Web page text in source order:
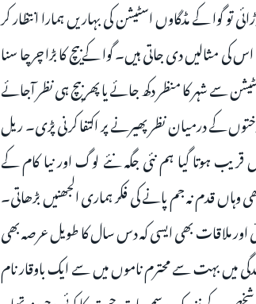
گوا کے مڈگاوں اسٹیشن کی بہاریں ہمارا انتظار کر
کی مثالیں دی جاتی ہیں۔ گوا کے بیچ کا بڑا چرچا سنا
سے شہر کا منظر دکھ جائے یا پھر بیچ ہی نظر آجائے
کے درمیان نظر پھیرنے پر اکتفا کرنی پڑی۔ ریل
ہوتا گیا ہم نئی جگہ نئے لوگ اور نیا کام کے
وہاں قدم نہ جم پانے کی فکر ہماری الجھنیں بڑھاتی۔
اور ملاقات بھی ایسی کہ دس سال کا طویل عرصہ بھی
میں بہت سے محترم ناموں میں سے ایک باوقار نام